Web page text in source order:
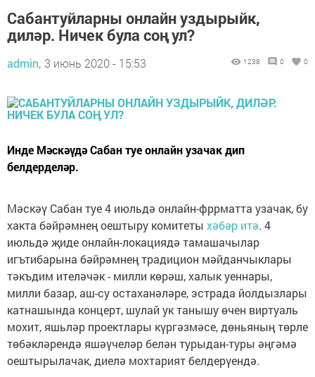
Сабантуйларны онлайн уздырыйк,
диләр. Ничек була соң ул?
admin, 3 июнь 2020 - 15:53 1238 0 0
Инде Мәскәүдә Сабан туе онлайн узачак дип
белдерделәр.
Мәскәү Сабан туе 4 июльдә онлайн-фррматта узачак, бу
хакта бәйрәмнең оештыру комитеты хәбәр итә. 4
июльдә җиде онлайн-локациядә тамашачылар
игътибарына бәйрәмнең традицион мәйданчыклары
тәкъдим ителәчәк - милли көрәш, халык уеннары,
милли базар, аш-су остаханәләре, эстрада йолдызлары
катнашында концерт, шулай ук танышу өчен виртуаль
мохит, яшьләр проектлары күргәзмәсе, дөньяның төрле
төбәкләрендә яшәүчеләр белән турыдан-туры әңгәмә
оештырылачак, диелә мохтарият белдерүендә.